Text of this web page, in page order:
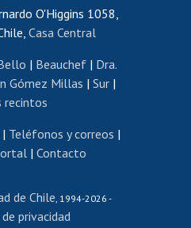
de renta
renta honorarios
blancas
os
de títulos
de Movilidad Estudiantil
de español
O'Higgins 1058,
Casa Central
| Beauchef| Dra.
Gómez Millas | Sur |
recintos
| Teléfonos y correos |
| Contacto
de Chile, 1994-2026 -
privacidad